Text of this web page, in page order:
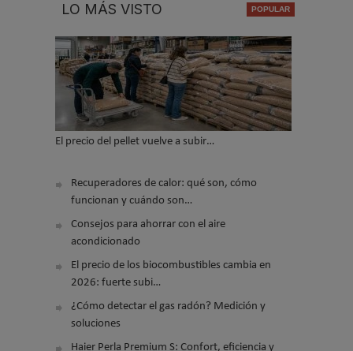
LO MÁS VISTO
El precio del pellet vuelve a subir…
Recuperadores de calor: qué son, cómo
funcionan y cuándo son…
Consejos para ahorrar con el aire
acondicionado
El precio de los biocombustibles cambia en
2026: fuerte subi…
¿Cómo detectar el gas radón? Medición y
soluciones
Haier Perla Premium S: Confort, eficiencia y